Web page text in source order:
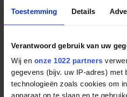
Toestemming Details
Verantwoord gebruik van uw
Wij en onze 1022 partners
gegevens (bijv. uw IP-adres) met
technologieën zoals cookies om
apparaat op te slaan en te